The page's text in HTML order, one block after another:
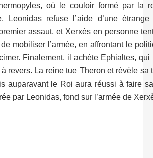
où le couloir formé par la
Leonidas refuse l’aide d’une
assaut, et Xerxès en personne
mobiliser l’armée, en affrontant le
Finalement, il achète Ephialtes,
à revers. La reine tue Theron et révèle
auparavant le Roi aura réussi à faire
par Leonidas, fond sur l’armée de